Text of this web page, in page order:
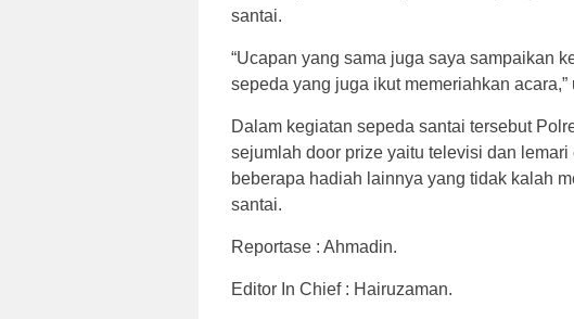
santai.
“Ucapan yang sama juga saya sampaikan
sepeda yang juga ikut memeriahkan acara,”
Dalam kegiatan sepeda santai tersebut
sejumlah door prize yaitu televisi dan
beberapa hadiah lainnya yang tidak kalah
santai.
Reportase : Ahmadin.
Editor In Chief : Hairuzaman.